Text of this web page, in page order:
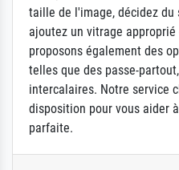
taille de l'image, décidez
ajoutez un vitrage
proposons également des
telles que des passe-
intercalaires. Notre service
disposition pour vous aider
parfaite.